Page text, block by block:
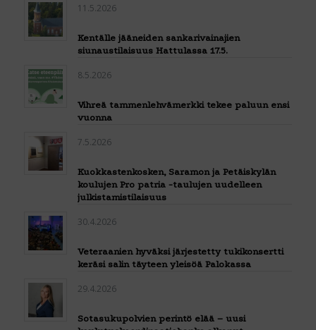
11.5.2026
Kentälle jääneiden sankarivainajien
siunaustilaisuus Hattulassa 17.5.
8.5.2026
Vihreä tammenlehvämerkki tekee paluun ensi
vuonna
7.5.2026
Kuokkastenkosken, Saramon ja Petäiskylän
koulujen Pro patria -taulujen uudelleen
julkistamistilaisuus
30.4.2026
Veteraanien hyväksi järjestetty tukikonsertti
keräsi salin täyteen yleisöä Palokassa
29.4.2026
Sotasukupolvien perintö elää – uusi